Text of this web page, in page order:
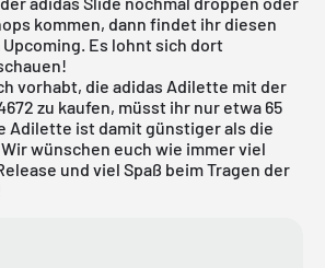
kommen, dann findet ihr diesen
Upcoming. Es lohnt sich dort
vorhabt, die adidas Adilette mit der
zu kaufen, müsst ihr nur etwa 65
Adilette ist damit günstiger als die
wünschen euch wie immer viel
und viel Spaß beim Tragen der